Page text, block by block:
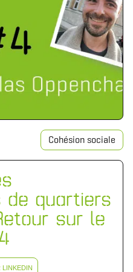
Cohésion sociale
de quartiers
sur le
LINKEDIN